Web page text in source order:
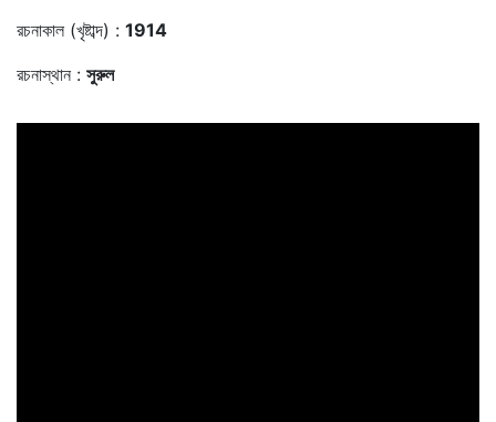
রচনাকাল (খৃষ্টাব্দ) : 1914
রচনাস্থান : সুরুল